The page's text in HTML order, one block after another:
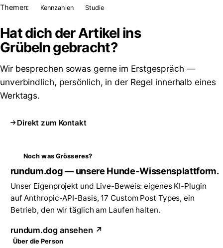
Themen: Kennzahlen Studie
Hat dich der Artikel ins
Grübelngebracht?
Wir besprechen sowas gerne im Erstgespräch —
unverbindlich, persönlich, in der Regel innerhalb eines
Werktags.
Direkt zum Kontakt
Noch was Grösseres?
rundum.dog — unsere Hunde-Wissensplattform.
Unser Eigenprojekt und Live-Beweis: eigenes KI-Plugin
auf Anthropic-API-Basis, 17 Custom Post Types, ein
Betrieb, den wir täglich am Laufen halten.
rundum.dog ansehen ↗
Über die Person